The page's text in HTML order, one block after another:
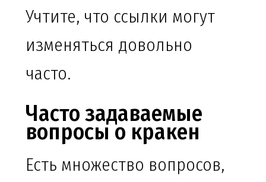
Учтите, что ссылки могут
изменяться довольно
часто.
Часто задаваемые
вопросы о кракен
Есть множество вопросов,